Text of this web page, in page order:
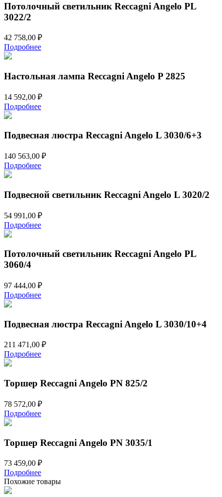
Потолочный светильник Reccagni Angelo PL
3022/2
42 758,00 ₽
Подробнее
Настольная лампа Reccagni Angelo P 2825
14 592,00 ₽
Подробнее
Подвесная люстра Reccagni Angelo L 3030/6+3
140 563,00 ₽
Подробнее
Подвесной светильник Reccagni Angelo L 3020/2
54 991,00 ₽
Подробнее
Потолочный светильник Reccagni Angelo PL
3060/4
97 444,00 ₽
Подробнее
Подвесная люстра Reccagni Angelo L 3030/10+4
211 471,00 ₽
Подробнее
Торшер Reccagni Angelo PN 825/2
78 572,00 ₽
Подробнее
Торшер Reccagni Angelo PN 3035/1
73 459,00 ₽
Подробнее
Похожие товары